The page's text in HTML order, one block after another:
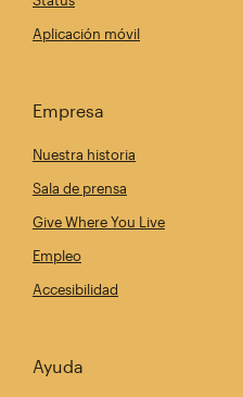
Aplicación móvil
Empresa
Nuestra historia
Sala de prensa
Give Where You Live
Empleo
Accesibilidad
Ayuda